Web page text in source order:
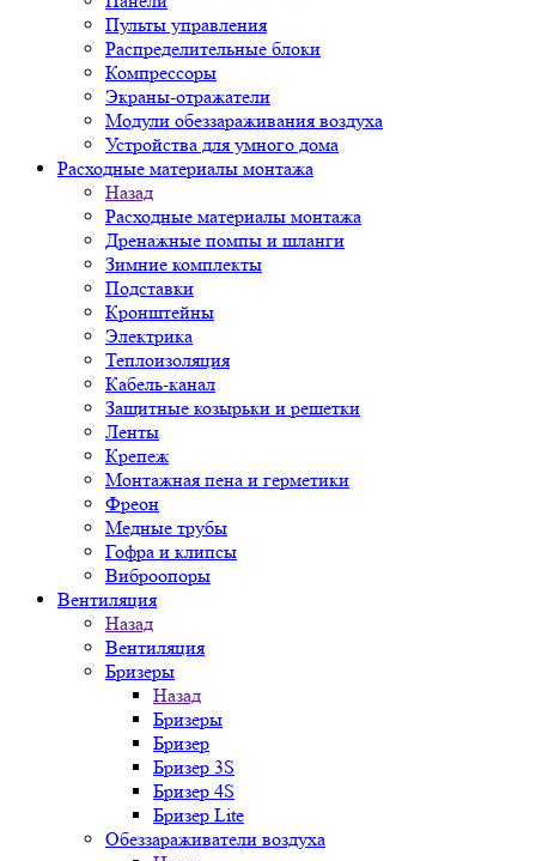
Пульты управления
Распределительные блоки
Компрессоры
Экраны-отражатели
Модули обеззараживания воздуха
Устройства для умного дома
Расходные материалы монтажа
Назад
Расходные материалы монтажа
Дренажные помпы и шланги
Зимние комплекты
Подставки
Кронштейны
Электрика
Теплоизоляция
Кабель-канал
Защитные козырьки и решетки
Ленты
Крепеж
Монтажная пена и герметики
Фреон
Медные трубы
Гофра и клипсы
Виброопоры
Вентиляция
Назад
Вентиляция
Бризеры
Назад
Бризеры
Бризер
Бризер 3S
Бризер 4S
Бризер Lite
Обеззараживатели воздуха